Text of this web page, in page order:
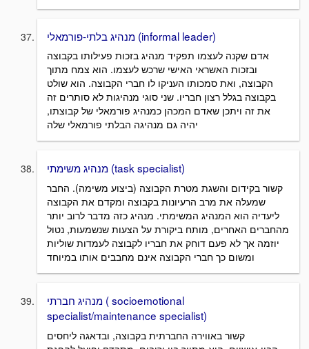
מנהיג בלתי-פורמאלי (informal leader)
אדם שקנה לעצמו תפקיד מנהיג בזכות פעילותו בקבוצה
ובזכות האשראי האישי שרכש לעצמו. הוא צמח מתוך
הקבוצה, ואת סמכותו העניקו לו חברי הקבוצה. הוא שולט
בקבוצה בגלל רצון חבריו. שני סוגי מנהיגות לא סותרים זה
את זה ויתכן שאדם המכהן כמנהיג פורמאלי של קבוצתו,
יהיה גם מנהיגה הבלתי פורמאלי שלה
מנהיג משימתי (task specialist)
קשור בקידום והשגת מטרת הקבוצה (ביצוע משימה). החבר
שמעלה את מרב הרעיונות בקבוצה ומקדם את הקבוצה
ליעדיה הוא המנהיג המשימתי. מנהיג כזה מדבר לרוב יותר
מהחברים האחרים, מותח ביקורת על הצעות שנשמעות, נטול
יוזמה אך לא פעם דוחק את חבריו לקבוצה לעמדות שוליות
ומשום כך חברי הקבוצה אינם מחבבים אותו במיוחד
מנהיג חברתי ( socioemotional
specialist/maintenance specialist)
קשור באווירה החברתית בקבוצה, ובדאגה ליחסים